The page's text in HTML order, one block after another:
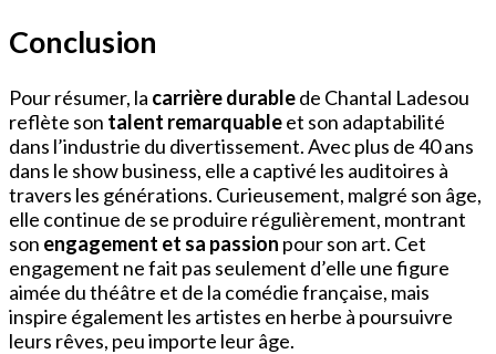
Conclusion
Pour résumer, la carrière durablede Chantal Ladesou
reflète son talent remarquableet son adaptabilité
dans l’industrie du divertissement. Avec plus de 40 ans
dans le show business, elle a captivé les auditoires à
travers les générations. Curieusement, malgré son âge,
elle continue de se produire régulièrement, montrant
son engagement et sa passion pour son art. Cet
engagement ne fait pas seulement d’elle une figure
aimée du théâtre et de la comédie française, mais
inspire également les artistes en herbe à poursuivre
leurs rêves, peu importe leur âge.